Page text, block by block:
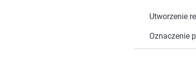
Utworzenie
Oznaczenie